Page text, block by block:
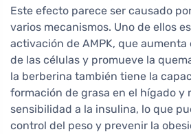
Este efecto parece ser causado
varios mecanismos. Uno de ellos
activación de AMPK, que
de las células y promueve la
la berberina también tiene la
formación de grasa en el hígado y
sensibilidad a la insulina, lo que
control del peso y prevenir la